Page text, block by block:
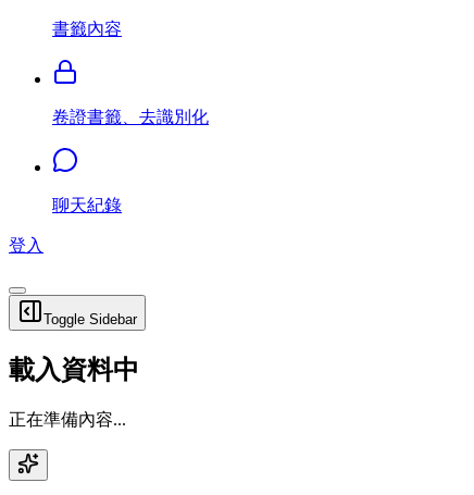
書籤內容
卷證書籤、去識別化
聊天紀錄
登入
Toggle Sidebar
載入資料中
正在準備內容...